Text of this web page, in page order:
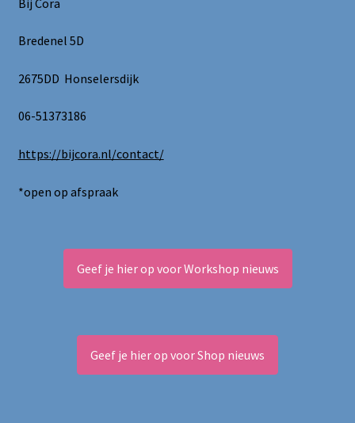
Bredenel 5D
2675DD Honselersdijk
06-51373186
https://bijcora.nl/contact/
*open op afspraak
Geef je hier op voor Workshop nieuws
Geef je hier op voor Shop nieuws